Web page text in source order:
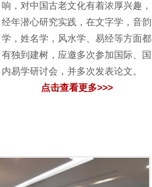
响，对中国古老文化有着浓厚兴趣，
经年潜心研究实践，在文字学，音韵
学，姓名学，风水学、易经等方面都
有独到建树，应邀多次参加国际、国
内易学研讨会，并多次发表论文。
点击查看更多>>>